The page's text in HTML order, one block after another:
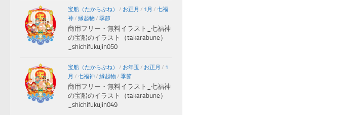
宝船（たからぶね） / お正月 / 1月 / 七福
神 / 縁起物 / 季節
商用フリー・無料イラスト_七福神
の宝船のイラスト（takarabune）
_shichifukujin050
宝船（たからぶね） / お年玉 / お正月 / 1
月 / 七福神 / 縁起物 / 季節
商用フリー・無料イラスト_七福神
の宝船のイラスト（takarabune）
_shichifukujin049